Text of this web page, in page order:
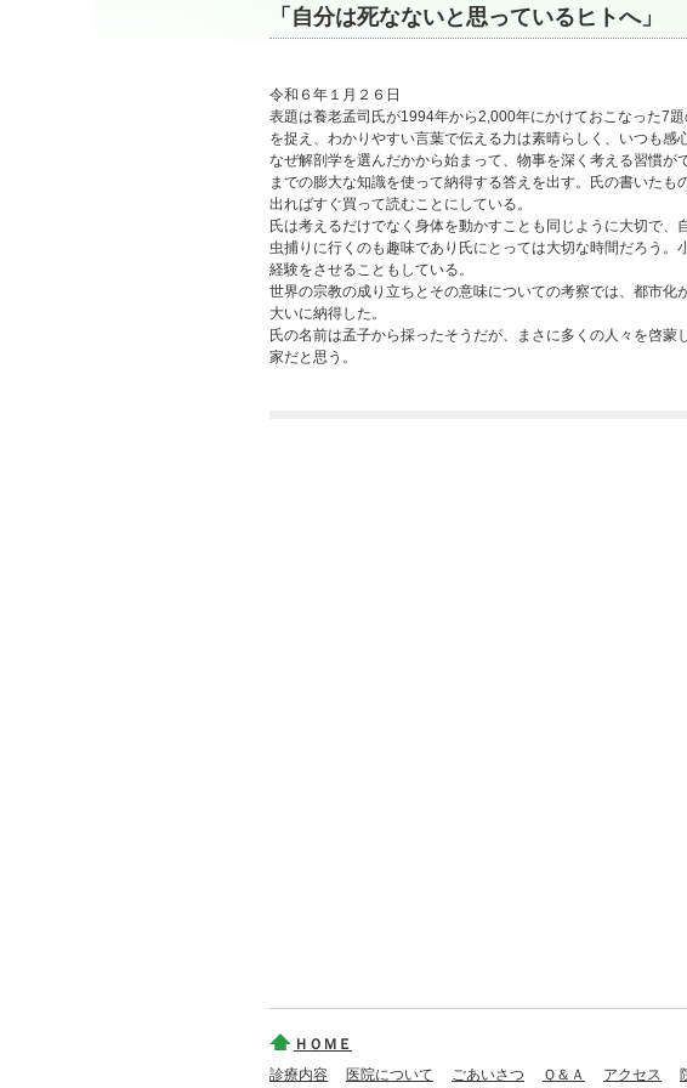
「自分は死なないと思っているヒトへ」
令和６年１月２６日
表題は養老孟司氏が1994年から2,000年にかけておこなった7
を捉え、わかりやすい言葉で伝える力は素晴らしく、いつも感
なぜ解剖学を選んだかから始まって、物事を深く考える習慣
までの膨大な知識を使って納得する答えを出す。氏の書いた
出ればすぐ買って読むことにしている。
氏は考えるだけでなく身体を動かすことも同じように大切で
虫捕りに行くのも趣味であり氏にとっては大切な時間だろう
経験をさせることもしている。
世界の宗教の成り立ちとその意味についての考察では、都市
大いに納得した。
氏の名前は孟子から採ったそうだが、まさに多くの人々を啓
家だと思う。
ＨＯＭＥ
診療内容
医院について ごあいさつ Ｑ＆Ａ アクセス